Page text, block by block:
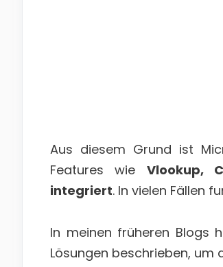
Aus diesem Grund ist
Features wie Vlookup,
integriert. In vielen Fällen
In meinen früheren Blogs
Lösungen beschrieben, um